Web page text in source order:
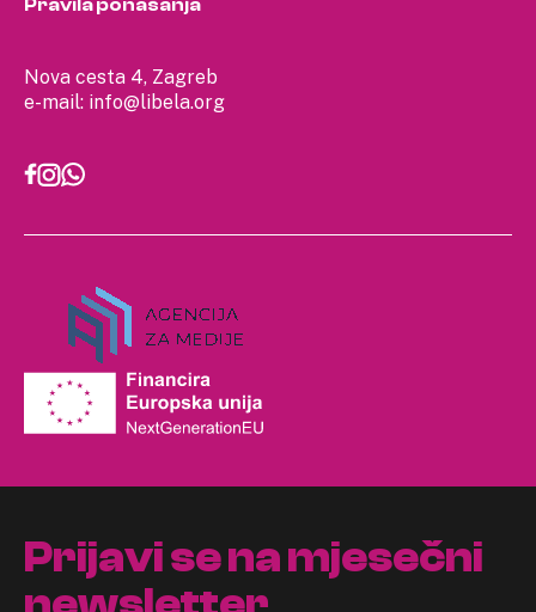
Nova cesta 4, Zagreb
e-mail: info@libela.org
Pravila ponašanja
Prijavi se na mjesečni